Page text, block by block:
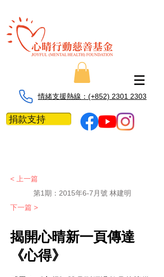
情緒支援熱線：​​(+852) 2301 2303
捐款支持
< 上一篇
第1期： 2015年6-7月號 林建明
下一篇 >
揭開心晴新一頁傳達
《心得》